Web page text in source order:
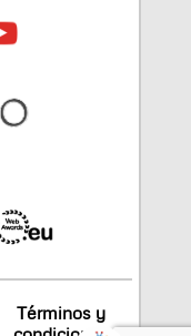
Términos y